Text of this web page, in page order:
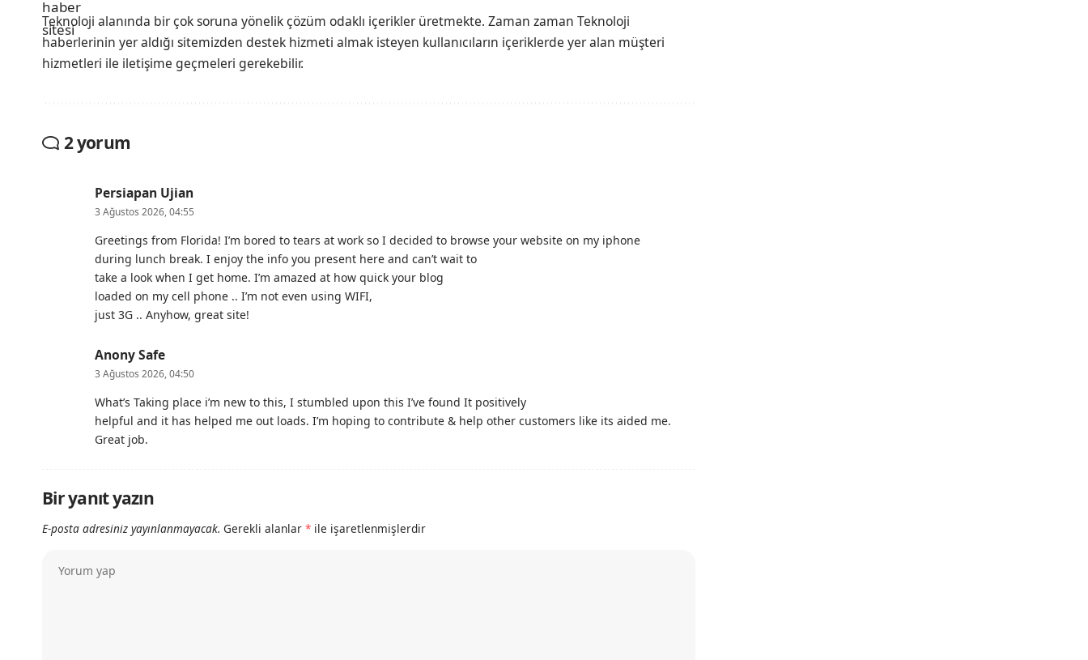
Teknoloji alanında bir çok soruna yönelik çözüm odaklı içerikler üretmekte. Zaman zaman Teknoloji
haberlerinin yer aldığı sitemizden destek hizmeti almak isteyen kullanıcıların içeriklerde yer alan müşteri
hizmetleri ile iletişime geçmeleri gerekebilir.
2 yorum
Persiapan Ujian
3 Ağustos 2026, 04:55
Greetings from Florida! I’m bored to tears at work so I decided to browse your website on my iphone
during lunch break. I enjoy the info you present here and can’t wait to
take a look when I get home. I’m amazed at how quick your blog
loaded on my cell phone .. I’m not even using WIFI,
just 3G .. Anyhow, great site!
Anony Safe
3 Ağustos 2026, 04:50
What’s Taking place i’m new to this, I stumbled upon this I’ve found It positively
helpful and it has helped me out loads. I’m hoping to contribute & help other customers like its aided me.
Great job.
Bir yanıt yazın
E-posta adresiniz yayınlanmayacak. Gerekli alanlar * ile işaretlenmişlerdir